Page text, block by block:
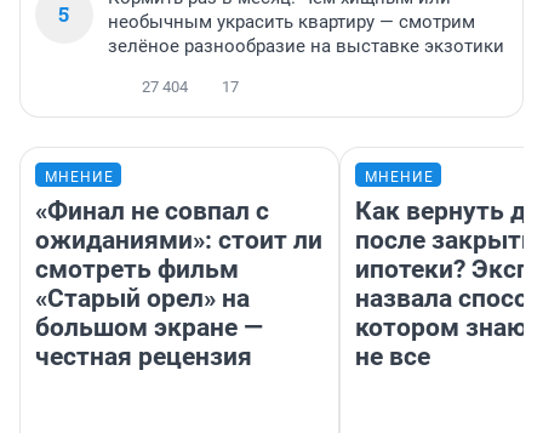
5
необычным украсить квартиру — смотрим
зелёное разнообразие на выставке экзотики
27 404 17
МНЕНИЕ
«Финал не совпал с
ожиданиями»: стоит ли
смотреть фильм
«Старый орел» на
большом экране —
честная рецензия
МНЕНИЕ
Как вернуть
после
ипотеки?
назвала
котором
не все